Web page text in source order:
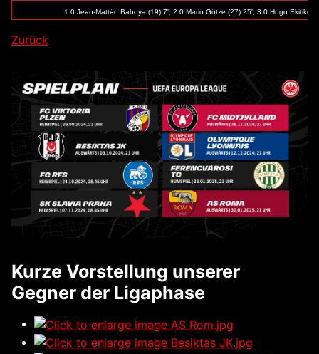
1:0 Jean-Mattéo Bahoya (19) 7', 2:0 Mario Götze (27) 25', 3:0 Hugo Ekitiké
Zurück
Kurze Vorstellung unserer
Gegner der Ligaphase